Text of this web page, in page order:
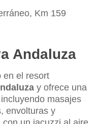
Km 159
Andaluza
en el resort
y ofrece una
masajes
envolturas y